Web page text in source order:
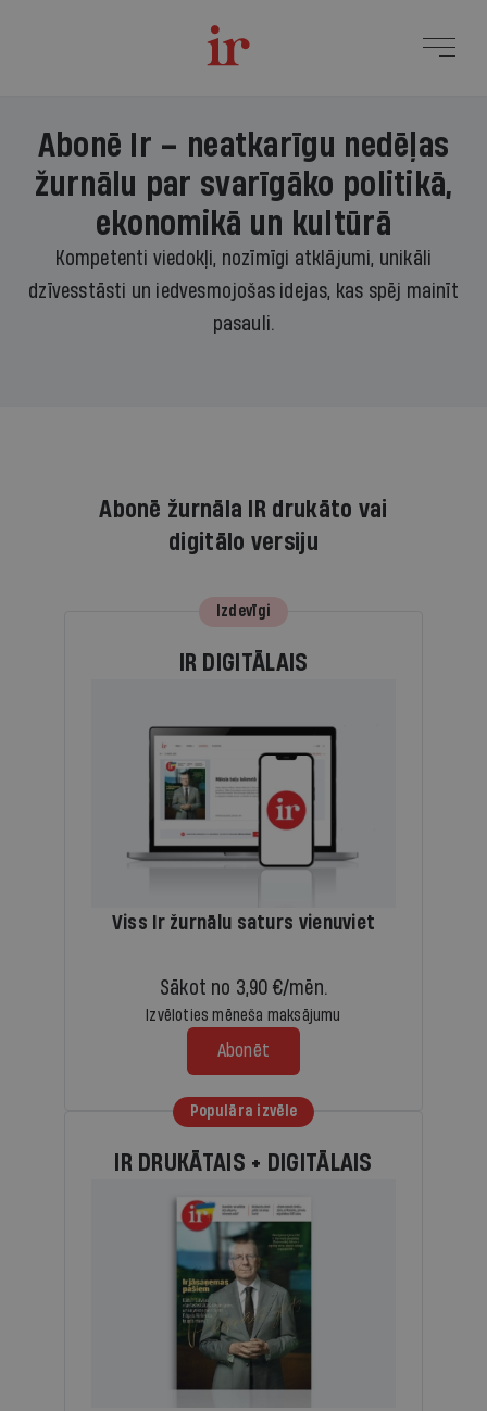
Abonē Ir – neatkarīgu nedēļas
žurnālu par svarīgāko politikā,
ekonomikā un kultūrā
Kompetenti viedokļi, nozīmīgi atklājumi, unikāli
dzīvesstāsti un iedvesmojošas idejas, kas spēj mainīt
pasauli.
Abonē žurnāla IR drukāto vai
digitālo versiju
Izdevīgi
IR DIGITĀLAIS
Viss Ir žurnālu saturs vienuviet
Sākot no 3,90 €/mēn.
Izvēloties mēneša maksājumu
Abonēt
Populāra izvēle
IR DRUKĀTAIS + DIGITĀLAIS